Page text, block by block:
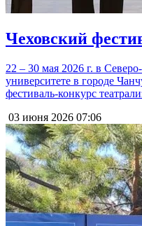
Чеховский
22 – 30 мая 2026 г. в
университете в городе
фестиваль-конкурс
03 июня 2026 07:06